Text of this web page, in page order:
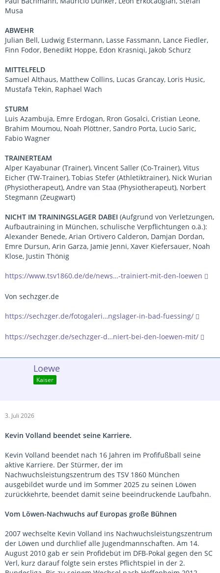
Musa
ABWEHR
Julian Bell, Ludwig Estermann, Lasse Fassmann, Lance Fiedler,
Finn Fodor, Benedikt Hoppe, Edon Krasniqi, Jakob Schurz
MITTELFELD
Samuel Althaus, Matthew Collins, Lucas Grancay, Loris Husic,
Mustafa Tekin, Raphael Wach
STURM
Luis Azambuja, Emre Erdogan, Rron Gosalci, Cristian Leone,
Brahim Moumou, Noah Plöttner, Sandro Porta, Lucio Saric,
Fabio Wagner
TRAINERTEAM
Alper Kayabunar (Trainer), Vincent Saller (Co-Trainer), Vitus
Eicher (TW-Trainer), Tobias Stefer (Athletiktrainer), Nick Wurian
(Physiotherapeut), Andre van Staa (Physiotherapeut), Norbert
Stegmann (Zeugwart)
NICHT IM TRAININGSLAGER DABEI (Aufgrund von Verletzungen,
Aufbautraining in München, schulische Verpflichtungen o.ä.):
Alexander Benede, Arian Ortivero Calderon, Damjan Dordan,
Emre Dursun, Arin Garza, Jamie Jenni, Xaver Kiefersauer, Noah
Klose, Justin Thönig
https://www.tsv1860.de/de/news…-trainiert-mit-den-loewen
Von sechzger.de
https://sechzger.de/fotogaleri…ngslager-in-bad-fuessing/
https://sechzger.de/sechzger-d…niert-bei-den-loewen-mit/
Loewe
Kaiser
3. Juli 2026
Kevin Volland beendet seine Karriere.
Kevin Volland beendet nach 16 Jahren im Profifußball seine
aktive Karriere. Der Stürmer, der im
Nachwuchsleistungszentrum des TSV 1860 München
ausgebildet wurde und im Sommer 2025 zu seinen Löwen
zurückkehrte, beendet damit seine beeindruckende Laufbahn.
Vom Löwen-Nachwuchs auf Europas große Bühnen
2007 wechselte Kevin Volland ins Nachwuchsleistungszentrum
der Löwen und durchlief alle Jugendmannschaften. Am 14.
August 2010 gab er sein Profidebüt im DFB-Pokal gegen den SC
Verl, kurz darauf folgte sein erstes Pflichtspiel in der 2.